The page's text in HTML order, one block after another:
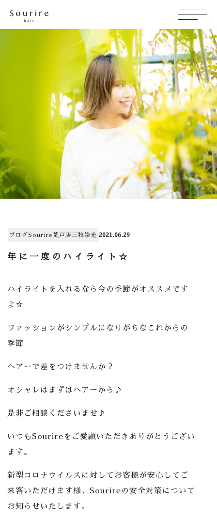
ブログSourire荒戸店 三牧崇光 2021.06.29
年に一度のハイライト☆
ハイライトを入れるなら今の季節がオススメです
よ☆
ファッションがシンプルになりがちなこれからの
季節
ヘアーで差をつけませんか？
オシャレはまずはヘアーから♪
是非ご相談くださいませ♪
いつもSourireをご愛顧いただきありがとうござい
ます。
新型コロナウイルスに対してお客様が安心してご
来客いただけます様、Sourireの安全対策について
お知らせいたします。